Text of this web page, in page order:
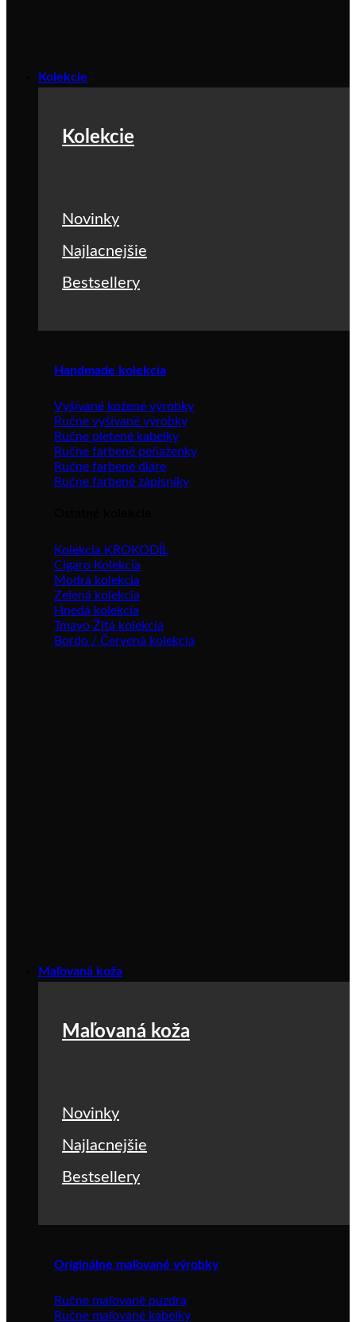
Kolekcie
Kolekcie
Novinky
Najlacnejšie
Bestsellery
Handmade kolekcia
Vyšívané kožené výrobky
Ručne vyšívané výrobky
Ručne pletené kabelky
Ručne farbené peňaženky
Ručne farbené diáre
Ručne farbené zápisníky
Kolekcia KROKODÍL
Cigaro Kolekcia
Modrá kolekcia
Zelená kolekcia
Hnedá kolekcia
Tmavo Žltá kolekcia
Bordo / Červená kolekcia
Maľovaná koža
Maľovaná koža
Novinky
Najlacnejšie
Bestsellery
Originálne maľované výrobky
Ručne maľované púzdra
Ručne maľované kabelky